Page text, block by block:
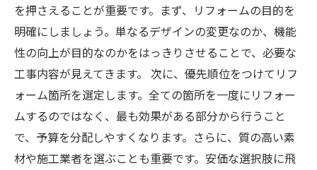
を押さえることが重要です。まず、リフォームの目的を
明確にしましょう。単なるデザインの変更なのか、機能
性の向上が目的なのかをはっきりさせることで、必要な
工事内容が見えてきます。 次に、優先順位をつけてリフ
ォーム箇所を選定します。全ての箇所を一度にリフォー
ムするのではなく、最も効果がある部分から行うこと
で、予算を分配しやすくなります。さらに、質の高い素
材や施工業者を選ぶことも重要です。安価な選択肢に飛